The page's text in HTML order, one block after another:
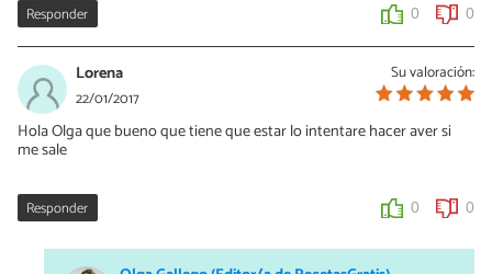
Responder 0 0
Su valoración:
Lorena
22/01/2017
Hola Olga que bueno que tiene que estar lo intentare hacer aver si
me sale
Responder 0 0